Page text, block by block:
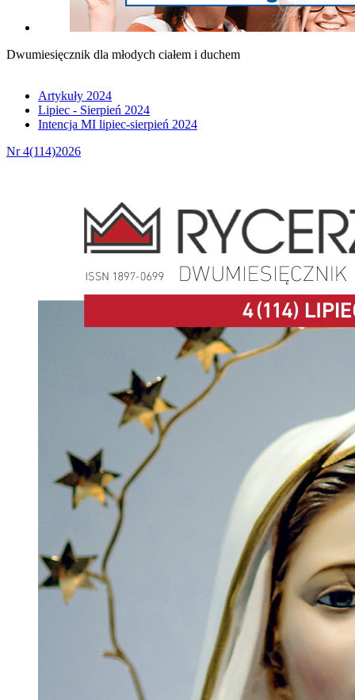
Dwumiesięcznik dla młodych ciałem i duchem
Artykuły 2024
Lipiec - Sierpień 2024
Intencja MI lipiec-sierpień 2024
Nr 4(114)2026